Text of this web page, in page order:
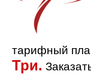
тарифный
Три.